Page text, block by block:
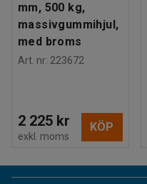
mm, 500 kg,
massivgummihjul,
med broms
Art. nr: 223672
2 225 kr
exkl. moms
KÖP